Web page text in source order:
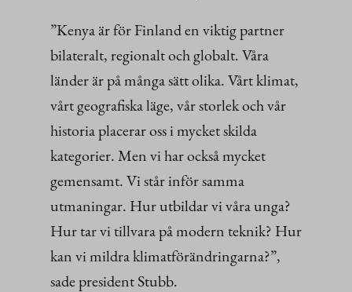
”Kenya är för Finland en viktig partner
bilateralt, regionalt och globalt. Våra
länder är på många sätt olika. Vårt klimat,
vårt geografiska läge, vår storlek och vår
historia placerar oss i mycket skilda
kategorier. Men vi har också mycket
gemensamt. Vi står inför samma
utmaningar. Hur utbildar vi våra unga?
Hur tar vi tillvara på modern teknik? Hur
kan vi mildra klimatförändringarna?”,
sade president Stubb.